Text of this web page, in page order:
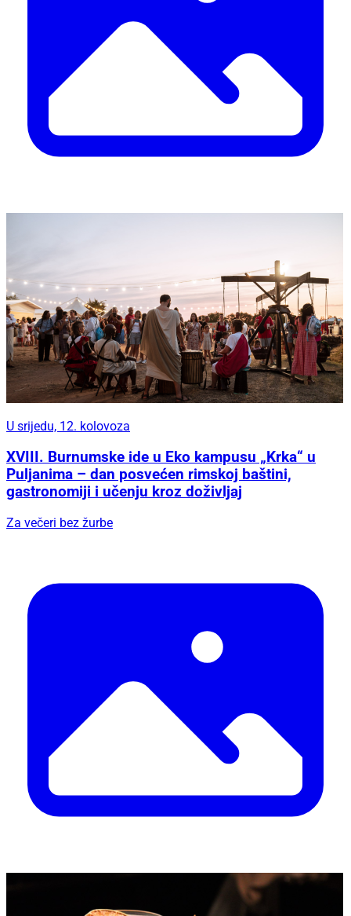
U srijedu, 12. kolovoza
XVIII. Burnumske ide u Eko kampusu „Krka“ u
Puljanima – dan posvećen rimskoj baštini,
gastronomiji i učenju kroz doživljaj
Za večeri bez žurbe